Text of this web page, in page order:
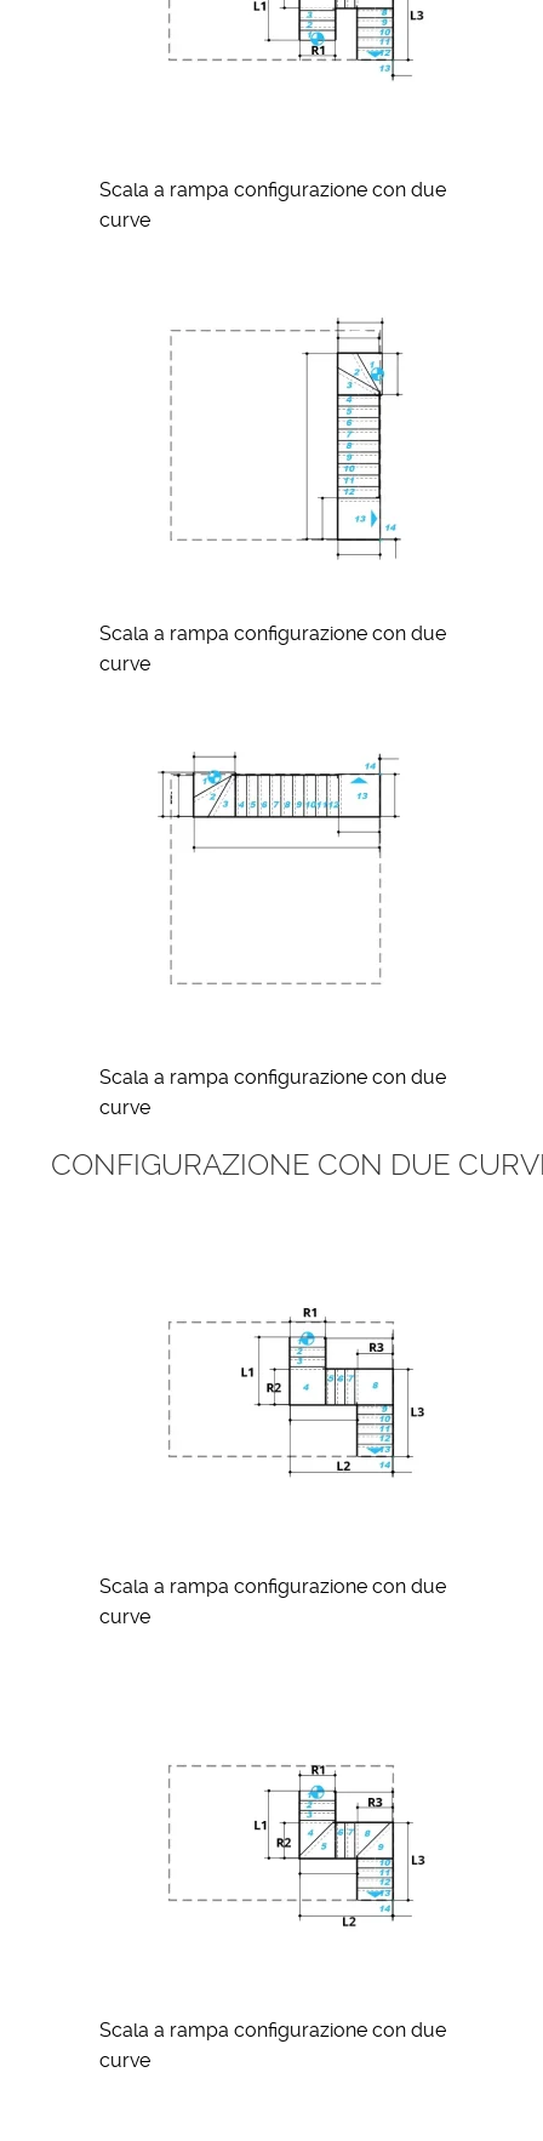
Scala a rampa configurazione con due
curve
Scala a rampa configurazione con due
curve
Scala a rampa configurazione con due
curve
CONFIGURAZIONE CON DUE
Scala a rampa configurazione con due
curve
Scala a rampa configurazione con due
curve